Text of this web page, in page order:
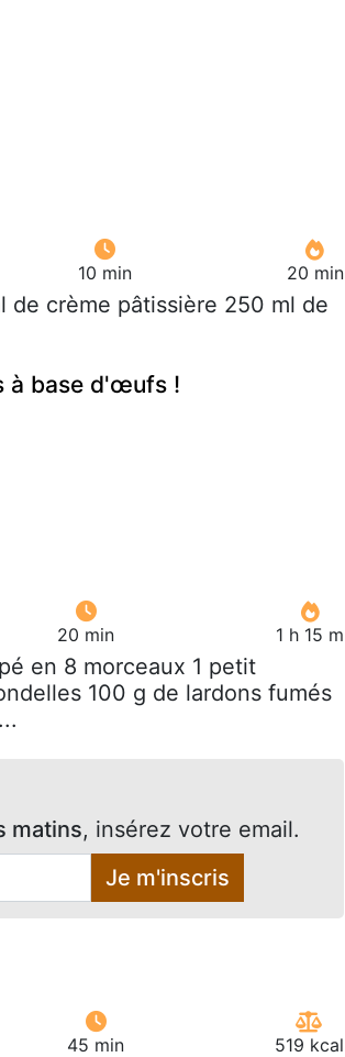
10 min 20 min
de crème pâtissière 250 ml de
à base d'œufs !
20 min 1 h 15 m
en 8 morceaux 1 petit
100 g de lardons fumés
matins, insérez votre email.
Je m'inscris
45 min 519 kcal